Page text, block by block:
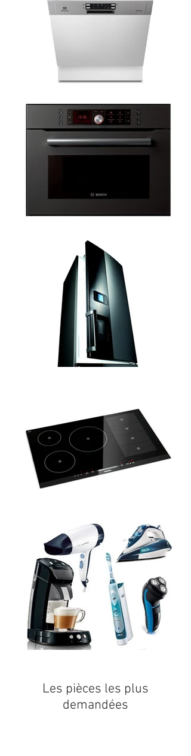
Les pièces les plus
demandées